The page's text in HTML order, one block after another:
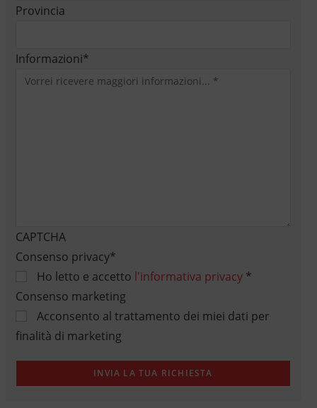
Provincia
Informazioni*
CAPTCHA
Consenso privacy*
Ho letto e accetto l'informativa privacy*
Consenso marketing
Acconsento al trattamento dei miei dati per
finalità di marketing